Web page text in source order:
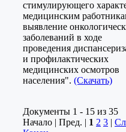
стимулирующего
медицинским
выявление
заболеваний в ходе
проведения
и профилактических
медицинских осмотров
населения". (Скачать)
Документы 1 - 15 из 35
Начало | Пред. | 1 2 3 |